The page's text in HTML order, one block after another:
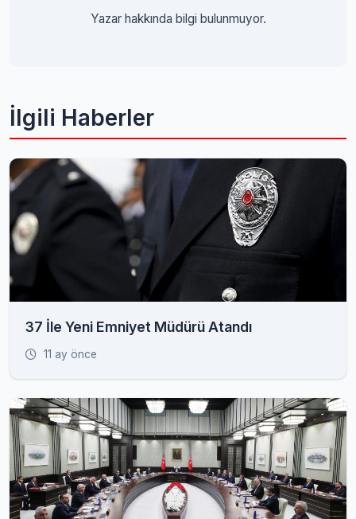
Yazar hakkında bilgi bulunmuyor.
İlgili Haberler
37 İle Yeni Emniyet Müdürü Atandı
11 ay önce